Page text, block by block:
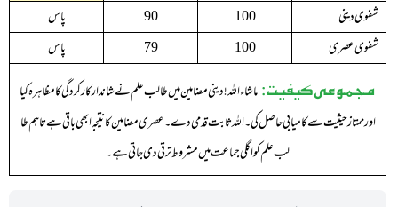
شفوی دینی
100
90
پاس
شفوی عصری
100
79 پاس
مجموعی کیفیت: ماشاء اللہ !دینی مضامین میں طالب علم نے شاندار کارکردگی کا مظاہرہ کیا
اور ممتاز حیثیت سے کامیابی حاصل کی ۔ اللہ ثابت قدمی دے ۔ عصری مضامین کا نتیجہ ابھی باقی ہے تاہم طا
لب علم کو اگلی جماعت میں مشروط ترقی دی جاتی ہے ۔